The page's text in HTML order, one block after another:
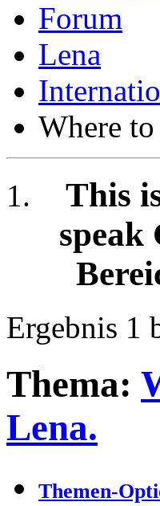
Forum
Lena
Where
This
speak
Ergebnis 1
Thema:
Lena.
Themen-